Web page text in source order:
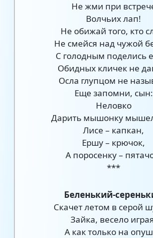
Не жми при
Волчьих лап!
Не обижай того, кто
Не смейся над чужой
С голодным поделись
Обидных кличек не
Осла глупцом не
Еще запомни, сын:
Неловко
Дарить мышонку
Лисе – капкан,
Ершу – крючок,
А поросенку –
***
Беленький-
Скачет летом в серой
Зайка, весело
А как только на